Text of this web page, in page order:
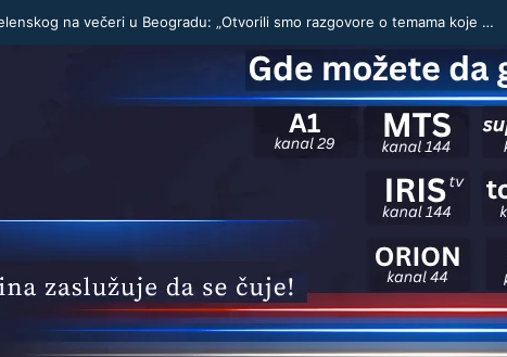
Vučić ugostio Zelenskog na večeri u Beogradu: „Otvorili smo razgovore o temama koje će biti u fokusu sastanaka“